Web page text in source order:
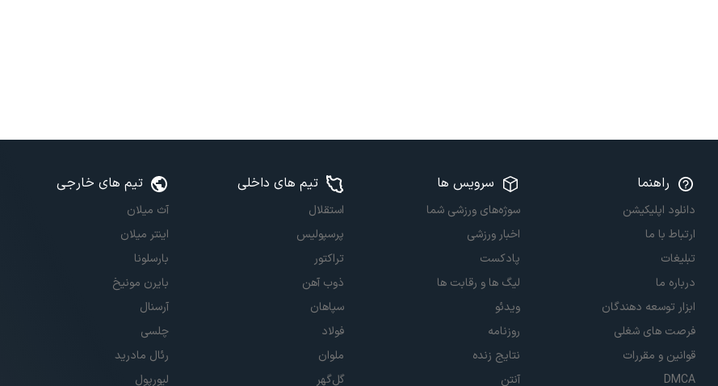
راهنما
دانلود اپلیکیشن
ارتباط با ما
تبلیغات
درباره ما
ابزار توسعه دهندگان
فرصت های شغلی
قوانین و مقررات
DMCA
سرویس ها
سوژه‌های ورزشی شما
اخبار ورزشی
پادکست
لیگ ها و رقابت ها
ویدئو
روزنامه
نتایج زنده
آنتن
تیم های داخلی
استقلال
پرسپولیس
تراکتور
ذوب آهن
سپاهان
فولاد
ملوان
گل‌گهر
تیم های خارجی
آث میلان
اینتر میلان
بارسلونا
بایرن مونیخ
آرسنال
چلسی
رئال مادرید
لیورپول